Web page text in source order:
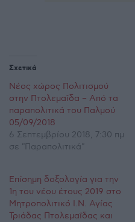
Σχετικά
Νέος χώρος Πολιτισμού
στην Πτολεμαΐδα – Από τα
παραπολιτικά του Παλμού
05/09/2018
6 Σεπτεμβρίου 2018, 7:30 πμ
σε "Παραπολιτικά"
Επίσημη δοξολογία για την
1η του νέου έτους 2019 στο
Μητροπολιτικό Ι.Ν. Αγίας
Τριάδας Πτολεμαΐδας και